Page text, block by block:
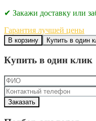
✔ Закажи доставку или
Гарантия лучшей цены
В корзину Купить в один
Купить в один клик